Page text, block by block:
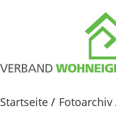
Startseite Fotoarchiv